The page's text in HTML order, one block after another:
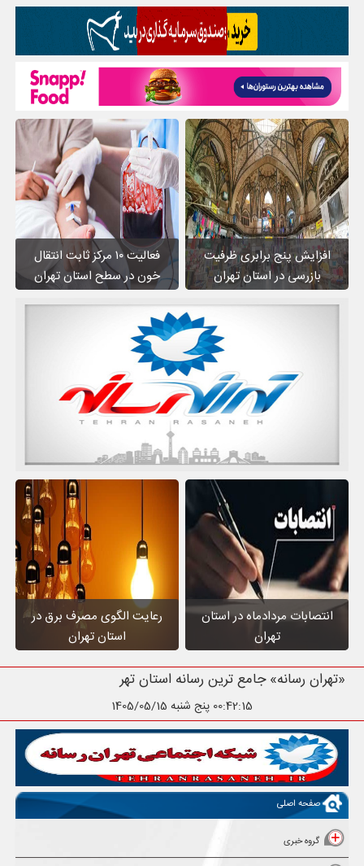
افزایش پنج برابری ظرفیت
بازرسی در استان تهران
فعالیت ۱۰ مرکز ثابت انتقال
خون در سطح استان تهران
انتصابات مردادماه در استان
تهران
رعایت الگوی مصرف برق در
استان تهران
«تهران رسانه» جامع ترین رسانه استان تهران
00:42:16 پنج شنبه 1405/05/15
صفحه اصلی
گروه خبری